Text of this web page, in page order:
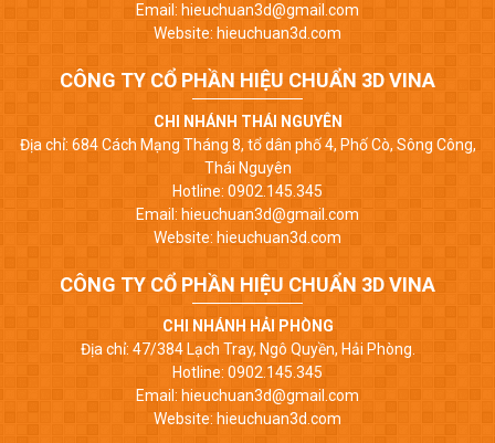
Email: hieuchuan3d@gmail.com
Website: hieuchuan3d.com
CÔNG TY CỔ PHẦN HIỆU CHUẨN 3D VINA
CHI NHÁNH THÁI NGUYÊN
Địa chỉ: 684 Cách Mạng Tháng 8, tổ dân phố 4, Phố Cò, Sông Công,
Thái Nguyên
Hotline: 0902.145.345
Email: hieuchuan3d@gmail.com
Website: hieuchuan3d.com
CÔNG TY CỔ PHẦN HIỆU CHUẨN 3D VINA
CHI NHÁNH HẢI PHÒNG
Địa chỉ: 47/384 Lạch Tray, Ngô Quyền, Hải Phòng.
Hotline: 0902.145.345
Email: hieuchuan3d@gmail.com
Website: hieuchuan3d.com